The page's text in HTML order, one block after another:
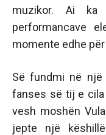
muzikor. Ai ka
performancave
momente edhe
Së fundmi në
fanses së tij e
vesh moshën
jepte një